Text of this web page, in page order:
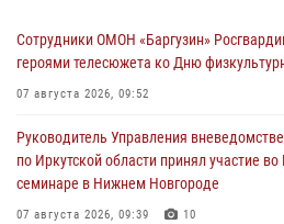
Сотрудники ОМОН «Баргузин»
героями телесюжета ко Дню
07 августа 2026, 09:52
Руководитель Управления
по Иркутской области принял участие
семинаре в Нижнем Новгороде
07 августа 2026, 09:39 10